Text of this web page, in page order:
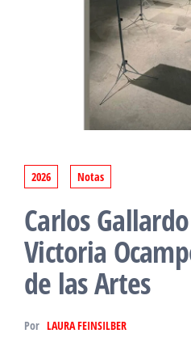
2026 Notas
Carlos
Victoria
de las Artes
Por LAURA FEINSILBER